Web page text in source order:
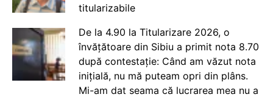
titularizabile
De la 4.90 la Titularizare 2026, o
învățătoare din Sibiu a primit nota 8.70
după contestație: Când am văzut nota
inițială, nu mă puteam opri din plâns.
Mi-am dat seama că lucrarea mea nu a